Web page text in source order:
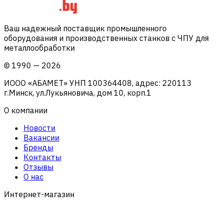
Ваш надежный поставщик промышленного
оборудования и производственных станков с ЧПУ для
металлообработки
© 1990 — 2026
ИООО «АБАМЕТ» УНП 100364408, адрес: 220113
г.Минск, ул.Лукьяновича, дом 10, корп.1
О компании
Новости
Вакансии
Бренды
Контакты
Отзывы
О нас
Интернет-магазин